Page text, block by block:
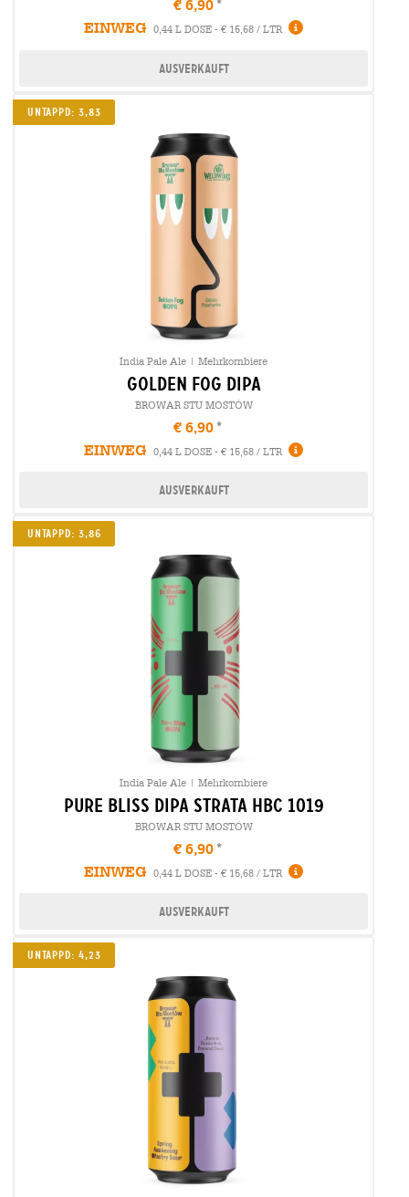
€ 6,90
EINWEG
0,44 L DOSE - € 15,68 / LTR
Ausverkauft
Untappd: 3,83
India Pale Ale | Mehrkornbiere
golden fog dipa
BROWAR STU MOSTÓW
€ 6,90
EINWEG
0,44 L DOSE - € 15,68 / LTR
Ausverkauft
Untappd: 3,86
India Pale Ale | Mehrkornbiere
pure bliss dipa strata hbc 1019
BROWAR STU MOSTÓW
€ 6,90
EINWEG
0,44 L DOSE - € 15,68 / LTR
Ausverkauft
Untappd: 4,23